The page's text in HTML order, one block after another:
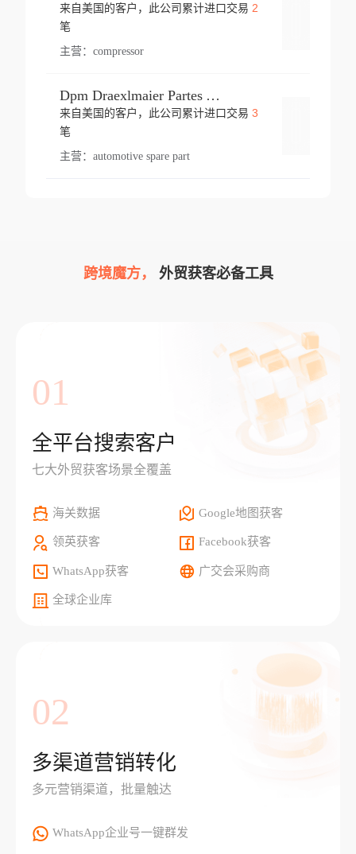
来自美国的客户，此公司累计进口交易 2
笔
主营： compressor
Dpm Draexlmaier Partes Automotrices Corr Ind Huejotzingo
来自美国的客户，此公司累计进口交易 3
笔
主营： automotive spare part
跨境魔方， 外贸获客必备工具
01
全平台搜索客户
七大外贸获客场景全覆盖
海关数据 Google地图获客
领英获客 Facebook获客
WhatsApp获客 广交会采购商
全球企业库
02
多渠道营销转化
多元营销渠道，批量触达
WhatsApp企业号一键群发